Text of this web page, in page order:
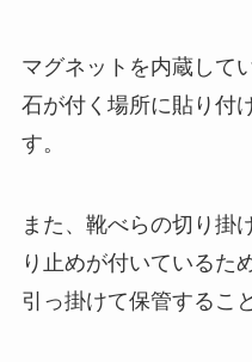
マグネットを内蔵して
石が付く場所に貼り付
す。
また、靴べらの切り掛
り止めが付いているた
引っ掛けて保管するこ